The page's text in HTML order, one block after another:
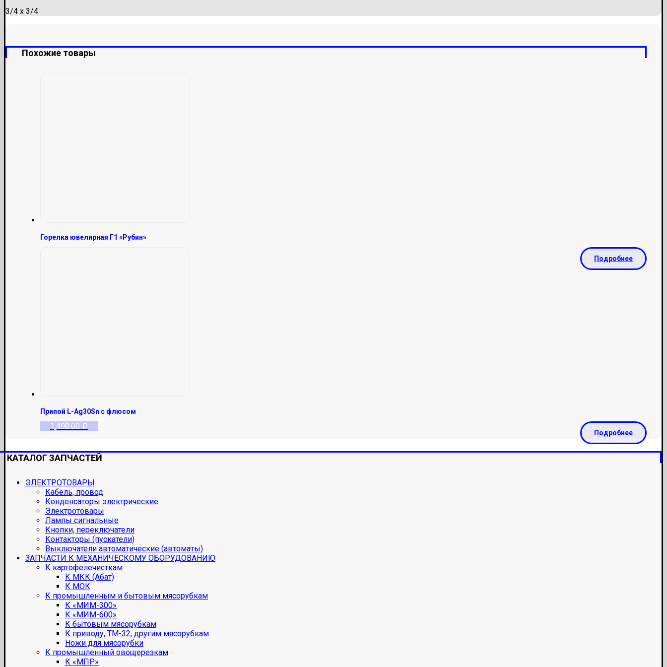
3/4 х 3/4
Похожие товары
Горелка ювелирная Г1 «Рубин»
Подробнее
Припой L-Ag30Sn c флюсом
1,400.00 Р
Подробнее
КАТАЛОГ ЗАПЧАСТЕЙ
ЭЛЕКТРОТОВАРЫ
Кабель, провод
Конденсаторы электрические
Электротовары
Лампы сигнальные
Кнопки, переключатели
Контакторы (пускатели)
Выключатели автоматические (автоматы)
ЗАПЧАСТИ К МЕХАНИЧЕСКОМУ ОБОРУДОВАНИЮ
К картофелечисткам
К МКК (Абат)
К МОК
К промышленным и бытовым мясорубкам
К «МИМ-300»
К «МИМ-600»
К бытовым мясорубкам
К приводу, ТМ-32, другим мясорубкам
Ножи для мясорубки
К промышленный овощерезкам
К «МПР»